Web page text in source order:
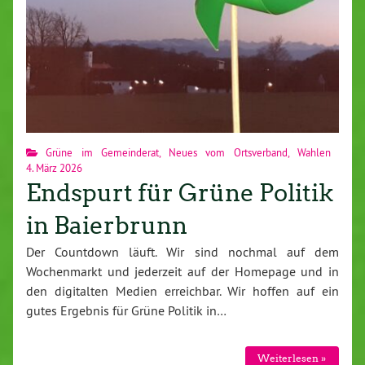
Grüne im Gemeinderat, Neues vom Ortsverband,Wahlen
4. März 2026
Endspurt für Grüne Politik
in Baierbrunn
Der Countdown läuft. Wir sind nochmal auf dem
Wochenmarkt und jederzeit auf der Homepage und in
den digitalten Medien erreichbar. Wir hoffen auf ein
gutes Ergebnis für Grüne Politik in…
Weiterlesen »